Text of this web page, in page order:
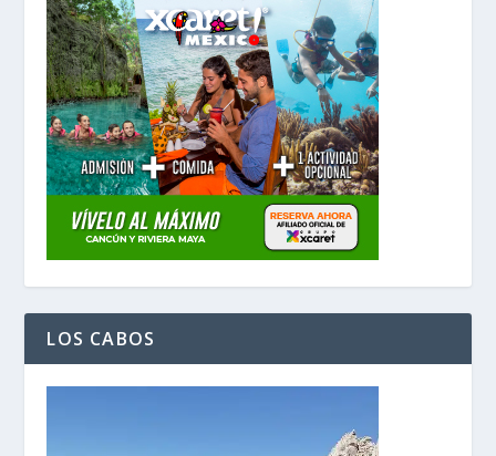
LOS CABOS